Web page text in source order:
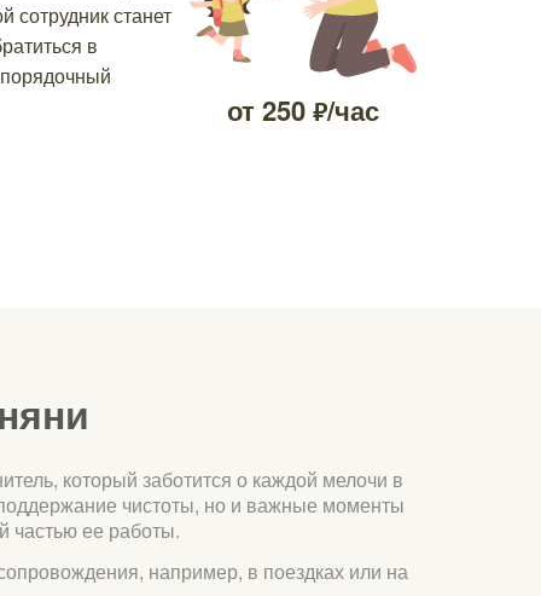
от250 р./час
сотрудник станет
в
который заботится о каждой мелочи в
чистоты, но и важные моменты
частью ее работы.
например, в поездках или на